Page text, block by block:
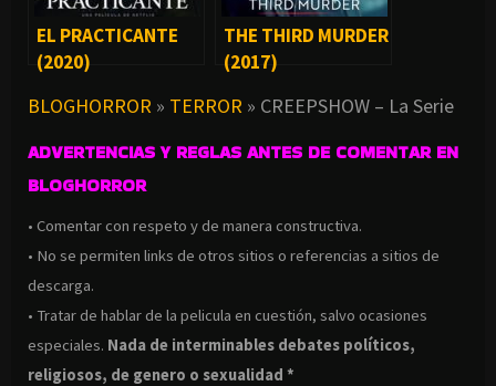
EL PRACTICANTE
(2020)
THE THIRD MURDER
(2017)
BLOGHORROR » TERROR » CREEPSHOW – La Serie
ADVERTENCIAS Y REGLAS ANTES DE COMENTAR EN
BLOGHORROR
• Comentar con respeto y de manera constructiva.
• No se permiten links de otros sitios o referencias a sitios de
descarga.
• Tratar de hablar de la pelicula en cuestión, salvo ocasiones
especiales. Nada de interminables debates políticos,
religiosos, de genero o sexualidad *